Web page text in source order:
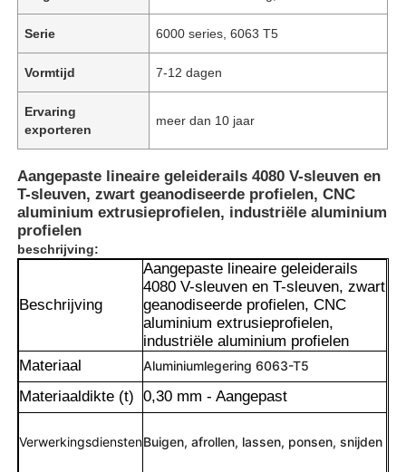
Serie 6000 series, 6063 T5
Vormtijd 7-12 dagen
Ervaring
exporteren
meer dan 10 jaar
Aangepaste lineaire geleiderails 4080 V-sleuven en
T-sleuven, zwart geanodiseerde profielen, CNC
aluminium extrusieprofielen, industriële aluminium
profielen
beschrijving:
Beschrijving
Aangepaste lineaire geleiderails
4080 V-sleuven en T-sleuven, zwart
geanodiseerde profielen, CNC
aluminium extrusieprofielen,
industriële aluminium profielen
Materiaal
Aluminiumlegering 6063-T5
Materiaaldikte (t) 0,30 mm - Aangepast
VerwerkingsdienstenBuigen, afrollen, lassen, ponsen, snijden